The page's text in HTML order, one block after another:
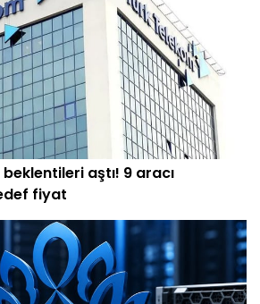
aştı! 9 aracı
fiyat